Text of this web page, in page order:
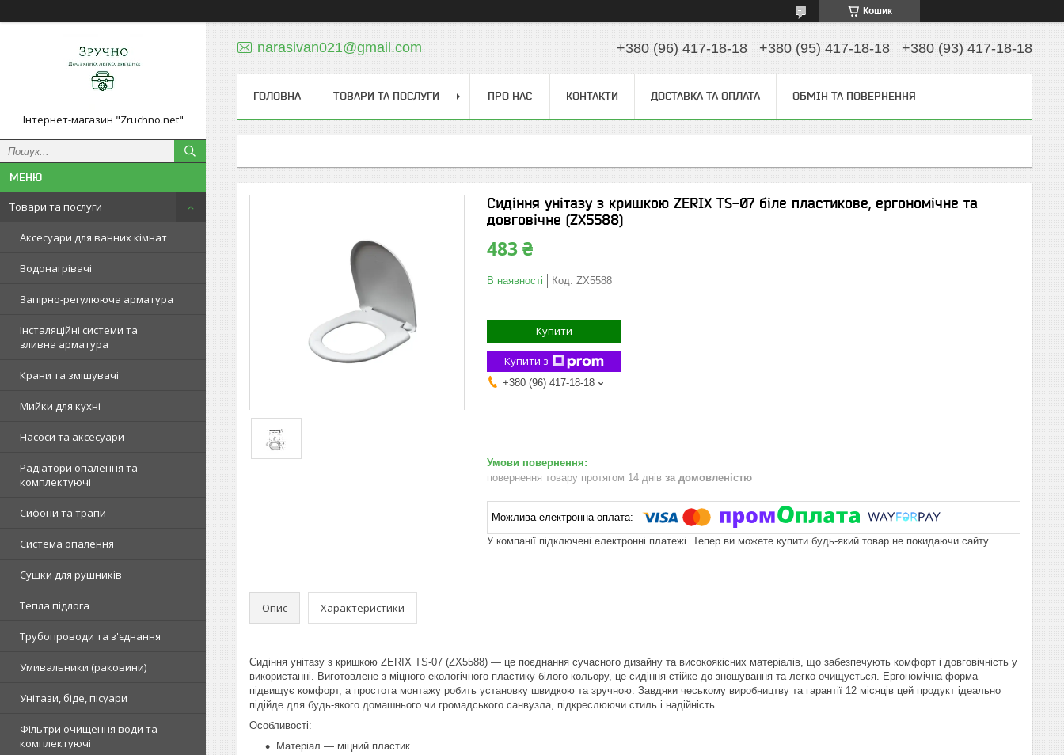
Кошик
Інтернет-магазин "Zruchno.net"
Товари та послуги
Аксесуари для ванних кімнат
Водонагрівачі
Запірно-регулююча арматура
Інсталяційні системи та
зливна арматура
Крани та змішувачі
Мийки для кухні
Насоси та аксесуари
Радіатори опалення та
комплектуючі
Сифони та трапи
Система опалення
Сушки для рушників
Тепла підлога
Трубопроводи та з'єднання
Умивальники (раковини)
Унітази, біде, пісуари
Фільтри очищення води та
комплектуючі
narasivan021@gmail.com +380 (96) 417-18-18 +380 (95) 417-18-18 +380 (93) 417-18-18
ГОЛОВНА ТОВАРИ ТА ПОСЛУГИ ПРО НАС КОНТАКТИ ДОСТАВКА ТА ОПЛАТА ОБМІН ТА ПОВЕРНЕННЯ
Сидіння унітазу з кришкою ZERIX TS-07 біле пластикове, ергономічне та
довговічне (ZX5588)
483 ₴
В наявності Код: ZX5588
Купити
Купити з
+380 (96) 417-18-18
повернення товару протягом 14 днів за домовленістю
У компанії підключені електронні платежі. Тепер ви можете купити будь-який товар не покидаючи сайту.
Опис Характеристики
Сидіння унітазу з кришкою ZERIX TS-07 (ZX5588) — це поєднання сучасного дизайну та високоякісних матеріалів, що забезпечують комфорт і довговічність у
використанні. Виготовлене з міцного екологічного пластику білого кольору, це сидіння стійке до зношування та легко очищується. Ергономічна форма
підвищує комфорт, а простота монтажу робить установку швидкою та зручною. Завдяки чеському виробництву та гарантії 12 місяців цей продукт ідеально
підійде для будь-якого домашнього чи громадського санвузла, підкреслюючи стиль і надійність.
Особливості:
Матеріал — міцний пластик